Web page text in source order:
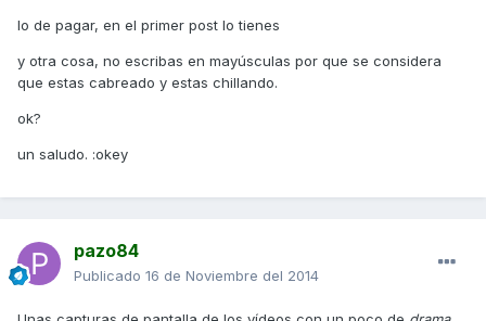
lo de pagar, en el primer post lo tienes
y otra cosa, no escribas en mayúsculas por que se considera
que estas cabreado y estas chillando.
ok?
un saludo. :okey
pazo84
Publicado 16 de Noviembre del 2014